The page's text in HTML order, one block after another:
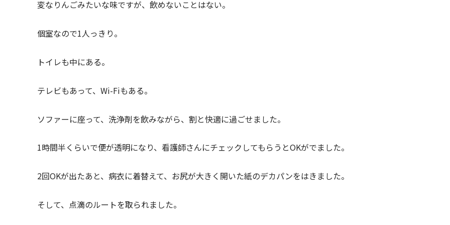
変なりんごみたいな味ですが、飲めないことはない。
個室なので1人っきり。
トイレも中にある。
テレビもあって、Wi-Fiもある。
ソファーに座って、洗浄剤を飲みながら、割と快適に過ごせました。
1時間半くらいで便が透明になり、看護師さんにチェックしてもらうとOKがでました。
2回OKが出たあと、病衣に着替えて、お尻が大きく開いた紙のデカパンをはきました。
そして、点滴のルートを取られました。